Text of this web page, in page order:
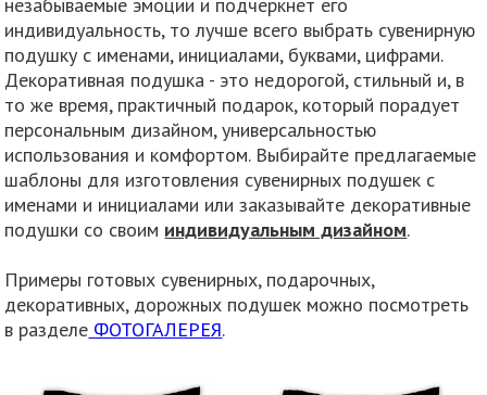
индивидуальность, то лучше всего выбрать сувенирную
подушку с именами, инициалами, буквами, цифрами.
Декоративная подушка - это недорогой, стильный и, в
то же время, практичный подарок, который порадует
персональным дизайном, универсальностью
использования и комфортом. Выбирайте предлагаемые
шаблоны для изготовления сувенирных подушек с
именами и инициалами или заказывайте декоративные
подушки со своим индивидуальным дизайном.
Примеры готовых сувенирных, подарочных,
декоративных, дорожных подушек можно посмотреть
в разделе ФОТОГАЛЕРЕЯ.